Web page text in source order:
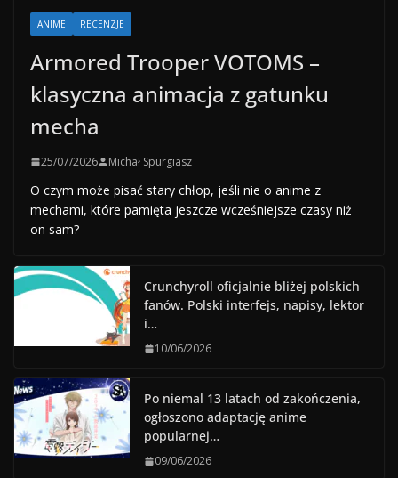
ANIME RECENZJE
Armored Trooper VOTOMS –
klasyczna animacja z gatunku
mecha
25/07/2026 Michał Spurgiasz
O czym może pisać stary chłop, jeśli nie o anime z
mechami, które pamięta jeszcze wcześniejsze czasy niż
on sam?
Crunchyroll oficjalnie bliżej polskich
fanów. Polski interfejs, napisy, lektor
i…
10/06/2026
Po niemal 13 latach od zakończenia,
ogłoszono adaptację anime
popularnej…
09/06/2026